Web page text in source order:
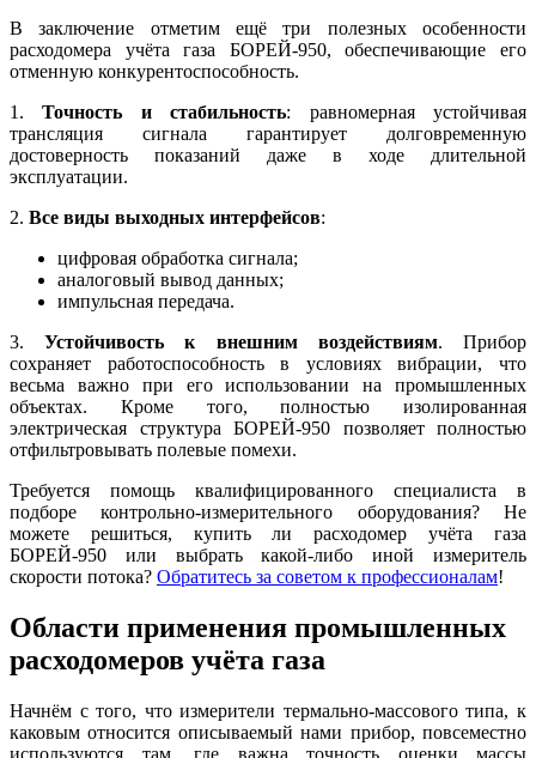
В заключение отметим ещё три полезных особенности
расходомера учёта газа БОРЕЙ-950, обеспечивающие его
отменную конкурентоспособность.
1.Точность и стабильность: равномерная устойчивая
трансляция сигнала гарантирует долговременную
достоверность показаний даже в ходе длительной
эксплуатации.
2. Все виды выходных интерфейсов:
цифровая обработка сигнала;
аналоговый вывод данных;
импульсная передача.
3.Устойчивость к внешним воздействиям. Прибор
сохраняет работоспособность в условиях вибрации, что
весьма важно при его использовании на промышленных
объектах. Кроме того, полностью изолированная
электрическая структура БОРЕЙ-950 позволяет полностью
отфильтровывать полевые помехи.
Требуется помощь квалифицированного специалиста в
подборе контрольно-измерительного оборудования? Не
можете решиться, купить ли расходомер учёта газа
БОРЕЙ-950 или выбрать какой-либо иной измеритель
скорости потока? Обратитесь за советом к профессионалам!
Области применения промышленных
расходомеров учёта газа
Начнём с того, что измерители термально-массового типа, к
каковым относится описываемый нами прибор, повсеместно